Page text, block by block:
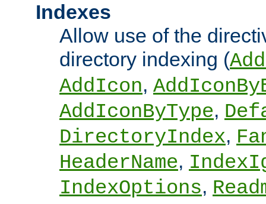
Indexes
Allow use of the
directory indexing (
AddIcon,
AddIconByType,
DirectoryIndex,
HeaderName,
IndexOptions,